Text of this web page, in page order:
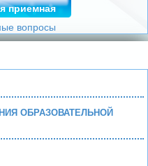
приемная
вопросы
ОБРАЗОВАТЕЛЬНОЙ